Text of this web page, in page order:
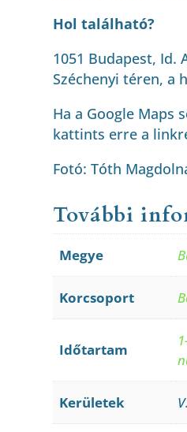
Hol található?
1051 Budapest, Id.
Széchenyi téren, a
Ha a Google Maps
kattints erre a
Fotó: Tóth
További
Megye
Korcsoport
Időtartam
Kerületek V.